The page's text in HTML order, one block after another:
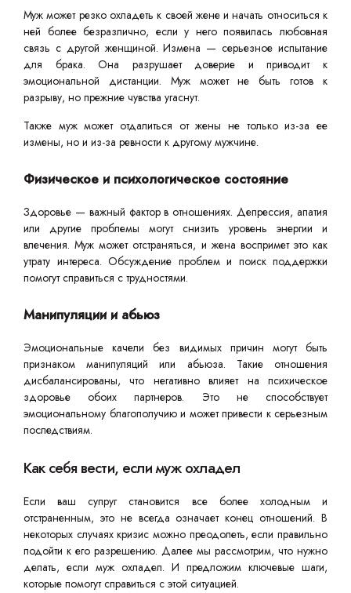
Муж может резко охладеть к своей жене и начать относиться к
ней более безразлично, если у него появилась любовная
связь с другой женщиной. Измена — серьезное испытание
для брака. Она разрушает доверие и приводит к
эмоциональной дистанции. Муж может не быть готов к
разрыву, но прежние чувства угаснут.
Также муж может отдалиться от жены не только из-за ее
измены, но и из-за ревности к другому мужчине.
Физическое и психологическое состояние
Здоровье — важный фактор в отношениях. Депрессия, апатия
или другие проблемы могут снизить уровень энергии и
влечения. Муж может отстраняться, и жена воспримет это как
утрату интереса. Обсуждение проблем и поиск поддержки
помогут справиться с трудностями.
Манипуляции и абьюз
Эмоциональные качели без видимых причин могут быть
признаком манипуляций или абьюза. Такие отношения
дисбалансированы, что негативно влияет на психическое
здоровье обоих партнеров. Это не способствует
эмоциональному благополучию и может привести к серьезным
последствиям.
Как себя вести, если муж охладел
Если ваш супруг становится все более холодным и
отстраненным, это не всегда означает конец отношений. В
некоторых случаях кризис можно преодолеть, если правильно
подойти к его разрешению. Далее мы рассмотрим, что нужно
делать, если муж охладел. И предложим ключевые шаги,
которые помогут справиться с этой ситуацией.